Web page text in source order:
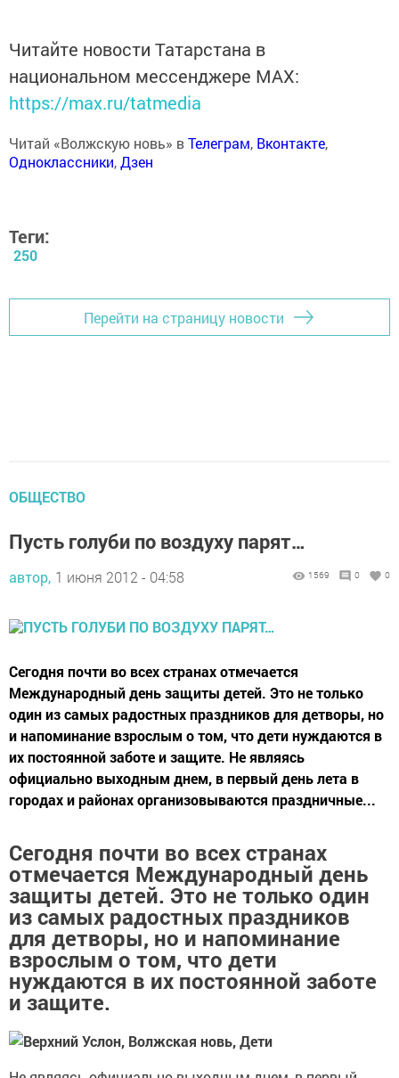
Читайте новости Татарстана в
национальном мессенджере MАХ:
https://max.ru/tatmedia
Читай «Волжскую новь» вТелеграм, Вконтакте,
Одноклассники,Дзен
Теги:
250
Перейти на страницу новости
ОБЩЕСТВО
Пусть голуби по воздуху парят…
автор, 1 июня 2012 - 04:58 1569 0 0
Сегодня почти во всех странах отмечается
Международный день защиты детей. Это не только
один из самых радостных праздников для детворы, но
и напоминание взрослым о том, что дети нуждаются в
их постоянной заботе и защите. Не являясь
официально выходным днем, в первый день лета в
городах и районах организовываются праздничные...
Сегодня почти во всех странах
отмечается Международный день
защиты детей. Это не только один
из самых радостных праздников
для детворы, но и напоминание
взрослым о том, что дети
нуждаются в их постоянной заботе
и защите.